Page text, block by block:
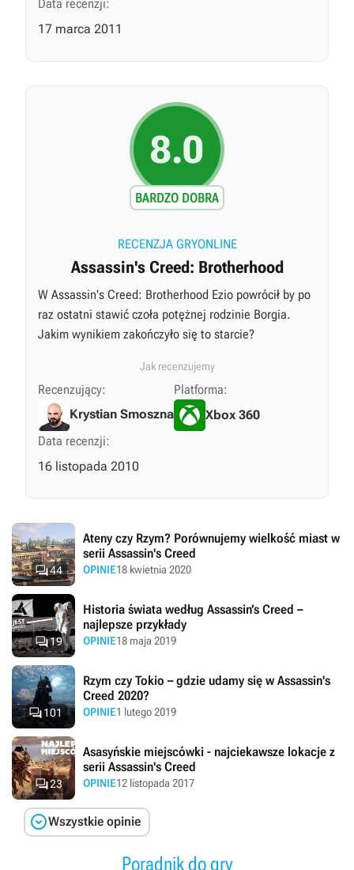
Data recenzji:
17 marca 2011
8.0
BARDZO DOBRA
RECENZJA GRYONLINE
Assassin's Creed: Brotherhood
W Assassin's Creed: Brotherhood Ezio powrócił by po
raz ostatni stawić czoła potężnej rodzinie Borgia.
Jakim wynikiem zakończyło się to starcie?
Jak recenzujemy
Recenzujący:
Krystian Smoszna
Platforma:
Xbox 360
Data recenzji:
16 listopada 2010
44
Ateny czy Rzym? Porównujemy wielkość miast w
serii Assassin's Creed
OPINIE18 kwietnia 2020
19
Historia świata według Assassin’s Creed –
najlepsze przykłady
OPINIE18 maja 2019
101
Rzym czy Tokio – gdzie udamy się w Assassin's
Creed 2020?
OPINIE1 lutego 2019
23
Asasyńskie miejscówki - najciekawsze lokacje z
serii Assassin's Creed
OPINIE12 listopada 2017
Wszystkie opinie
Poradnik do gry